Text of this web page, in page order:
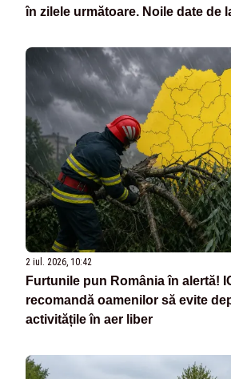
în zilele următoare. Noile date de
2 iul. 2026, 10:42
Furtunile pun România în alertă!
recomandă oamenilor să evite
activitățile în aer liber